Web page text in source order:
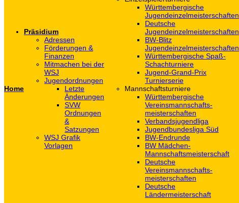
Home
Präsidium
Adressen
Förderungen &
Finanzen
Mitmachen bei der
WSJ
Jugendordnungen
Letzte
Änderungen
SVW
Ordnungen
&
Satzungen
WSJ Grafik
Vorlagen
Württembergische
Jugendeinzelmeisterschaften
Deutsche
Jugendeinzelmeisterschaften
BW-Blitz
Jugendeinzelmeisterschaften
Württembergische Spaß-
Schachturniere
Jugend-Grand-Prix
Turnierserie
Mannschaftsturniere
Württembergische
Vereinsmannschafts-
meisterschaften
Verbandsjugendliga
Jugendbundesliga Süd
BW-Endrunde
BW Mädchen-
Mannschaftsmeisterschaft
Deutsche
Vereinsmannschafts-
meisterschaften
Deutsche
Ländermeisterschaft